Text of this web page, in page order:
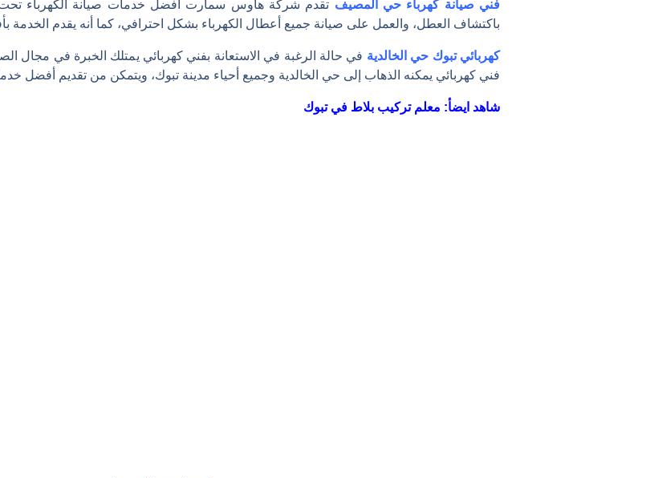
فني صيانة كهرباء حي المصيف تقدم شركة هاوس سمارت أفضل خدمات صيانة الكهرباء
باكتشاف العطل، والعمل على صيانة جميع أعطال الكهرباء بشكل احترافي، كما أنه يقدم
كهربائي تبوك حي الخالدية في حالة الرغبة في الاستعانة بفني كهربائي يمتلك الخبرة في
فني كهربائي يمكنه الذهاب إلى حي الخالدية وجميع أحياء مدينة تبوك، ويتمكن من تقديم أفضل
شاهد ايضأ: معلم تركيب بلاط في تبوك